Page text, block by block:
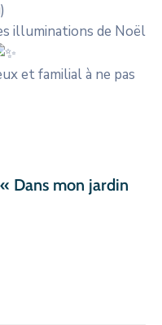
illuminations de Noël
et familial à ne pas
Dans mon jardin